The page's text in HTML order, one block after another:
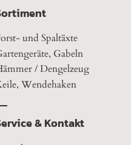
und Spaltäxte
Gabeln
/ Dengelzeug
Wendehaken
& Kontakt